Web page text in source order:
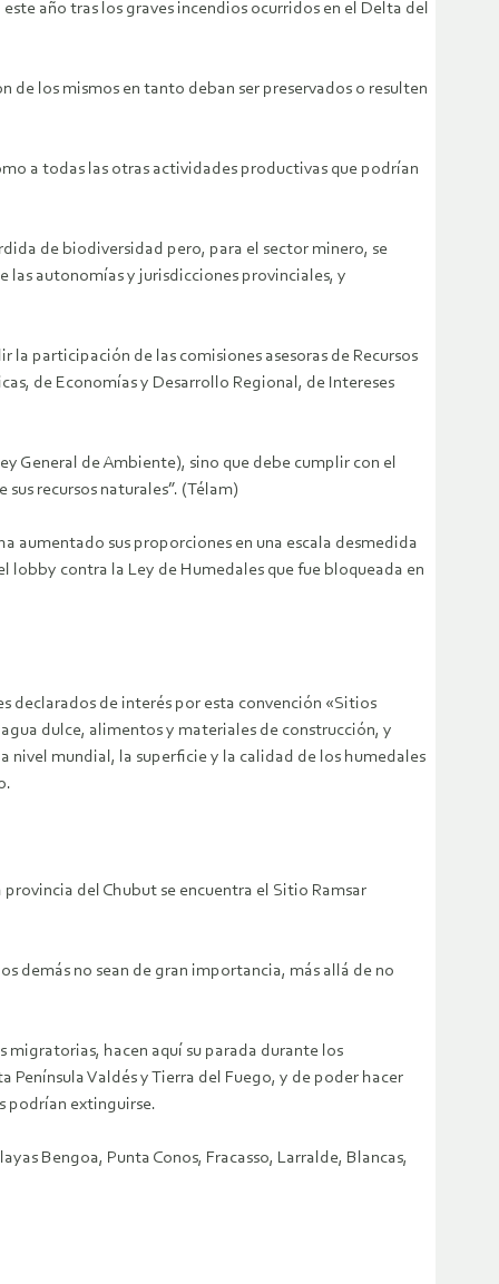
año tras los graves incendios ocurridos en el Delta del
los mismos en tanto deban ser preservados o resulten
a todas las otras actividades productivas que podrían
de biodiversidad pero, para el sector minero, se
las autonomías y jurisdicciones provinciales, y
participación de las comisiones asesoras de Recursos
de Economías y Desarrollo Regional, de Intereses
General de Ambiente), sino que debe cumplir con el
recursos naturales”. (Télam)
aumentado sus proporciones en una escala desmedida
contra la Ley de Humedales que fue bloqueada en
declarados de interés por esta convención «Sitios
dulce, alimentos y materiales de construcción, y
mundial, la superficie y la calidad de los humedales
del Chubut se encuentra el Sitio Ramsar
demás no sean de gran importancia, más allá de no
migratorias, hacen aquí su parada durante los
Península Valdés y Tierra del Fuego, y de poder hacer
podrían extinguirse.
Bengoa, Punta Conos, Fracasso, Larralde, Blancas,